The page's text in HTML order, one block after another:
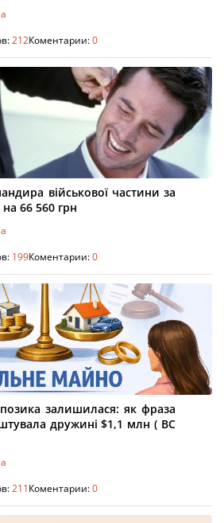
212Коментарии:0
військової частини за
66 560 грн
199Коментарии:0
залишилася: як фраза
дружині $1,1 млн ( ВС
211Коментарии:0